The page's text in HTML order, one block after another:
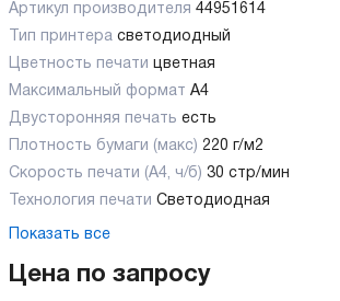
Артикул производителя 44951614
Тип принтера светодиодный
Цветность печати цветная
Максимальный формат А4
Двусторонняя печать есть
Плотность бумаги (макс) 220 г/м2
Скорость печати (А4, ч/б) 30 стр/мин
Технология печати Светодиодная
Показать все
Цена по запросу